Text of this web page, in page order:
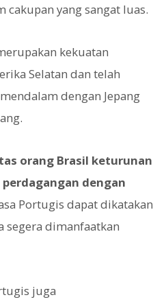
cakupan yang sangat luas.
kekuatan
Selatan dan telah
dengan Jepang
orang Brasil keturunan
dengan
Portugis dapat dikatakan
segera dimanfaatkan
juga